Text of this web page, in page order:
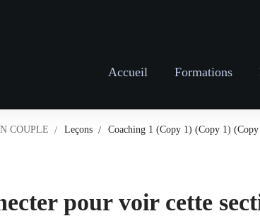
Accueil Formations
COUPLE Leçons Coaching 1 (Copy 1) (Copy 1)
pour voir cette